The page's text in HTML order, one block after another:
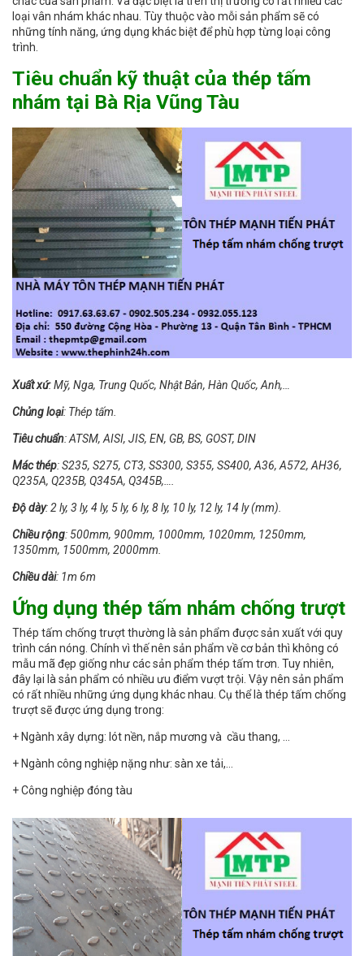
loại vân nhám khác nhau. Tùy thuộc vào mỗi sản phẩm sẽ có
những tính năng, ứng dụng khác biệt để phù hợp từng loại công
trình.
Tiêu chuẩn kỹ thuật của thép tấm
nhám tại Bà Rịa Vũng Tàu
Xuất xứ: Mỹ, Nga, Trung Quốc, Nhật Bản, Hàn Quốc, Anh,…
Chủng loại: Thép tấm.
Tiêu chuẩn: ATSM, AISI, JIS, EN, GB, BS, GOST, DIN
Mác thép: S235, S275, CT3, SS300, S355, SS400, A36, A572, AH36,
Q235A, Q235B, Q345A, Q345B,….
Độ dày: 2 ly, 3 ly, 4 ly, 5 ly, 6 ly, 8 ly, 10 ly, 12 ly, 14 ly (mm).
Chiều rộng: 500mm, 900mm, 1000mm, 1020mm, 1250mm,
1350mm, 1500mm, 2000mm.
Chiều dài: 1m 6m
Ứng dụng thép tấm nhám chống trượt
Thép tấm chống trượt thường là sản phẩm được sản xuất với quy
trình cán nóng. Chính vì thế nên sản phẩm về cơ bản thì không có
mẫu mã đẹp giống như các sản phẩm thép tấm trơn. Tuy nhiên,
đây lại là sản phẩm có nhiều ưu điểm vượt trội. Vậy nên sản phẩm
có rất nhiều những ứng dụng khác nhau. Cụ thể là thép tấm chống
trượt sẽ được ứng dụng trong:
+ Ngành xây dựng: lót nền, nắp mương và cầu thang, …
+ Ngành công nghiệp nặng như: sàn xe tải,…
+ Công nghiệp đóng tàu